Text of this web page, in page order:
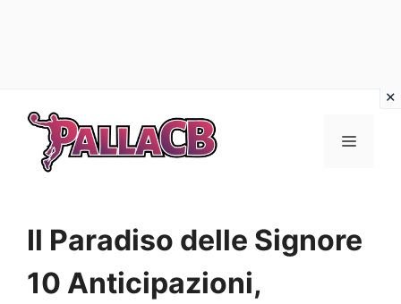
contenuto
Menu
Il Paradiso delle Signore
10 Anticipazioni,